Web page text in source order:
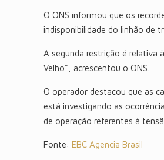
O ONS informou que os
indisponibilidade do linhão de
A segunda restrição é relativa
Velho”, acrescentou o ONS.
O operador destacou que as
está investigando as
de operação referentes à
Fonte: EBC Agencia Brasil